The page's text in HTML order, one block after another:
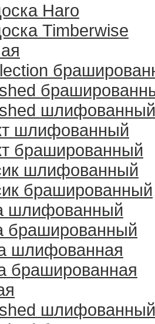
Haro
Timberwise
шлифованный
шлифованный
брашированный
шлифованный
брашированный
шлифованный
брашированный
шлифованная
брашированная
шлифованный